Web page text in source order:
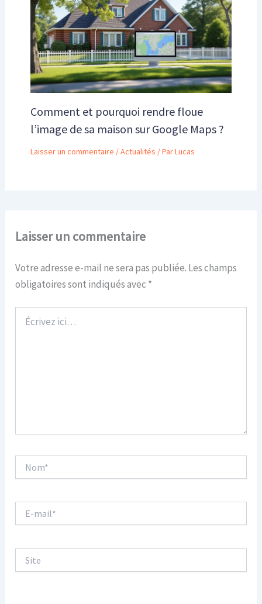
Comment et pourquoi rendre floue
l’image de sa maison sur Google Maps ?
Laisser un commentaire /Actualités / ParLucas
Laisser un commentaire
Votre adresse e-mail ne sera pas publiée. Les champs
obligatoires sont indiqués avec *
ici…
mail*